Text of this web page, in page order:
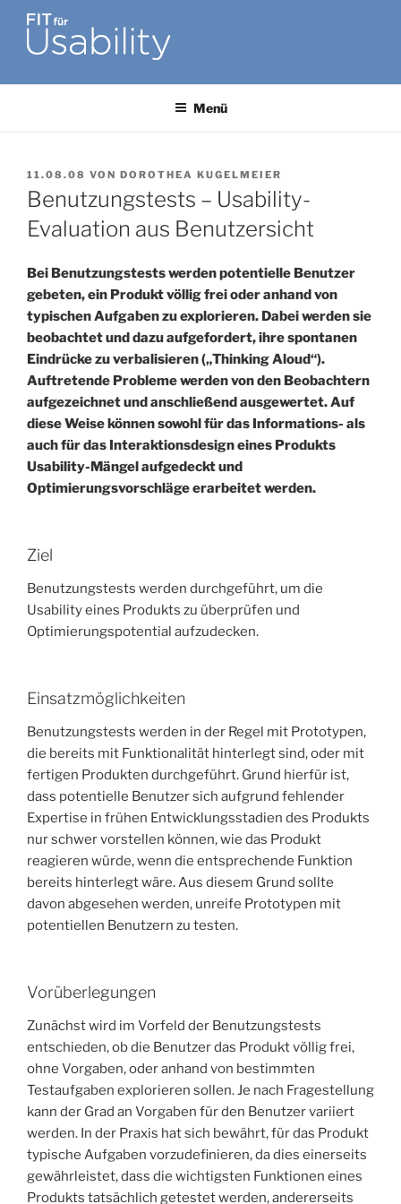
Zum
Inhalt
springen
FIT FÜR USABILITY
Menü
VERÖFFENTLICHT
AM
11.08.08 VON DOROTHEA KUGELMEIER
Benutzungstests – Usability-
Evaluation aus Benutzersicht
Bei Benutzungstests werden potentielle Benutzer
gebeten, ein Produkt völlig frei oder anhand von
typischen Aufgaben zu explorieren. Dabei werden sie
beobachtet und dazu aufgefordert, ihre spontanen
Eindrücke zu verbalisieren („Thinking Aloud“).
Auftretende Probleme werden von den Beobachtern
aufgezeichnet und anschließend ausgewertet. Auf
diese Weise können sowohl für das Informations- als
auch für das Interaktionsdesign eines Produkts
Usability-Mängel aufgedeckt und
Optimierungsvorschläge erarbeitet werden.
Ziel
Benutzungstests werden durchgeführt, um die
Usability eines Produkts zu überprüfen und
Optimierungspotential aufzudecken.
Einsatzmöglichkeiten
Benutzungstests werden in der Regel mit Prototypen,
die bereits mit Funktionalität hinterlegt sind, oder mit
fertigen Produkten durchgeführt. Grund hierfür ist,
dass potentielle Benutzer sich aufgrund fehlender
Expertise in frühen Entwicklungsstadien des Produkts
nur schwer vorstellen können, wie das Produkt
reagieren würde, wenn die entsprechende Funktion
bereits hinterlegt wäre. Aus diesem Grund sollte
davon abgesehen werden, unreife Prototypen mit
potentiellen Benutzern zu testen.
Vorüberlegungen
Zunächst wird im Vorfeld der Benutzungstests
entschieden, ob die Benutzer das Produkt völlig frei,
ohne Vorgaben, oder anhand von bestimmten
Testaufgaben explorieren sollen. Je nach Fragestellung
kann der Grad an Vorgaben für den Benutzer variiert
werden. In der Praxis hat sich bewährt, für das Produkt
typische Aufgaben vorzudefinieren, da dies einerseits
gewährleistet, dass die wichtigsten Funktionen eines
Produkts tatsächlich getestet werden, andererseits